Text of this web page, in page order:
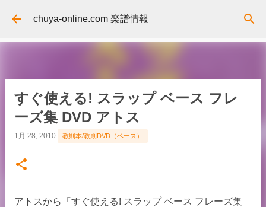
スキップしてメイン コンテンツに移動
chuya-online.com 楽譜情報
すぐ使える! スラップ ベース フレ
ーズ集 DVD アトス
1月 28, 2010 教則本/教則DVD（ベース）
アトスから「すぐ使える! スラップ ベース フレーズ集